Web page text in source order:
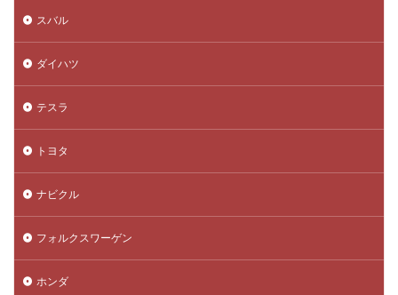
スバル
ダイハツ
テスラ
トヨタ
ナビクル
フォルクスワーゲン
ホンダ